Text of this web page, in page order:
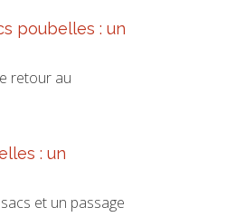
poubelles : un
retour au
: un
et un passage